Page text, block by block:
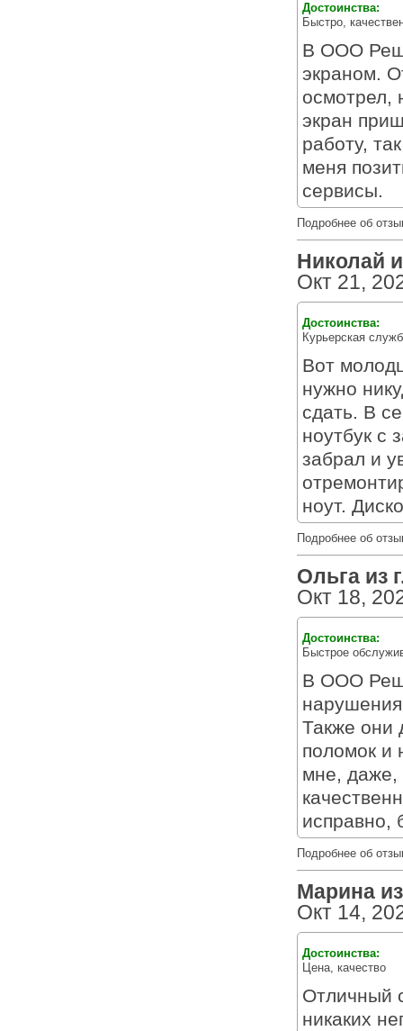
Достоинства:
Быстро,
В ООО
экраном.
осмотрел,
экран
работу,
меня
сервисы.
Подробнее об
Николай
Окт 21,
Достоинства:
Курьерская
Вот
нужно
сдать. В
ноутбук с
забрал и
ноут.
Подробнее об
Ольга из
Окт 18,
Достоинства:
Быстрое
В ООО
Также они
поломок и
мне, даже,
исправно,
Подробнее об
Марина из
Окт 14,
Достоинства:
Цена, качество
Отличный
никаких